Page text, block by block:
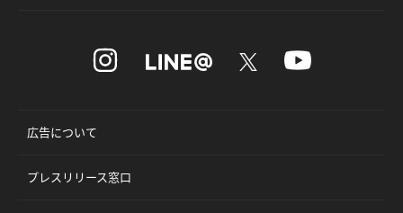
広告について
プレスリリース窓口